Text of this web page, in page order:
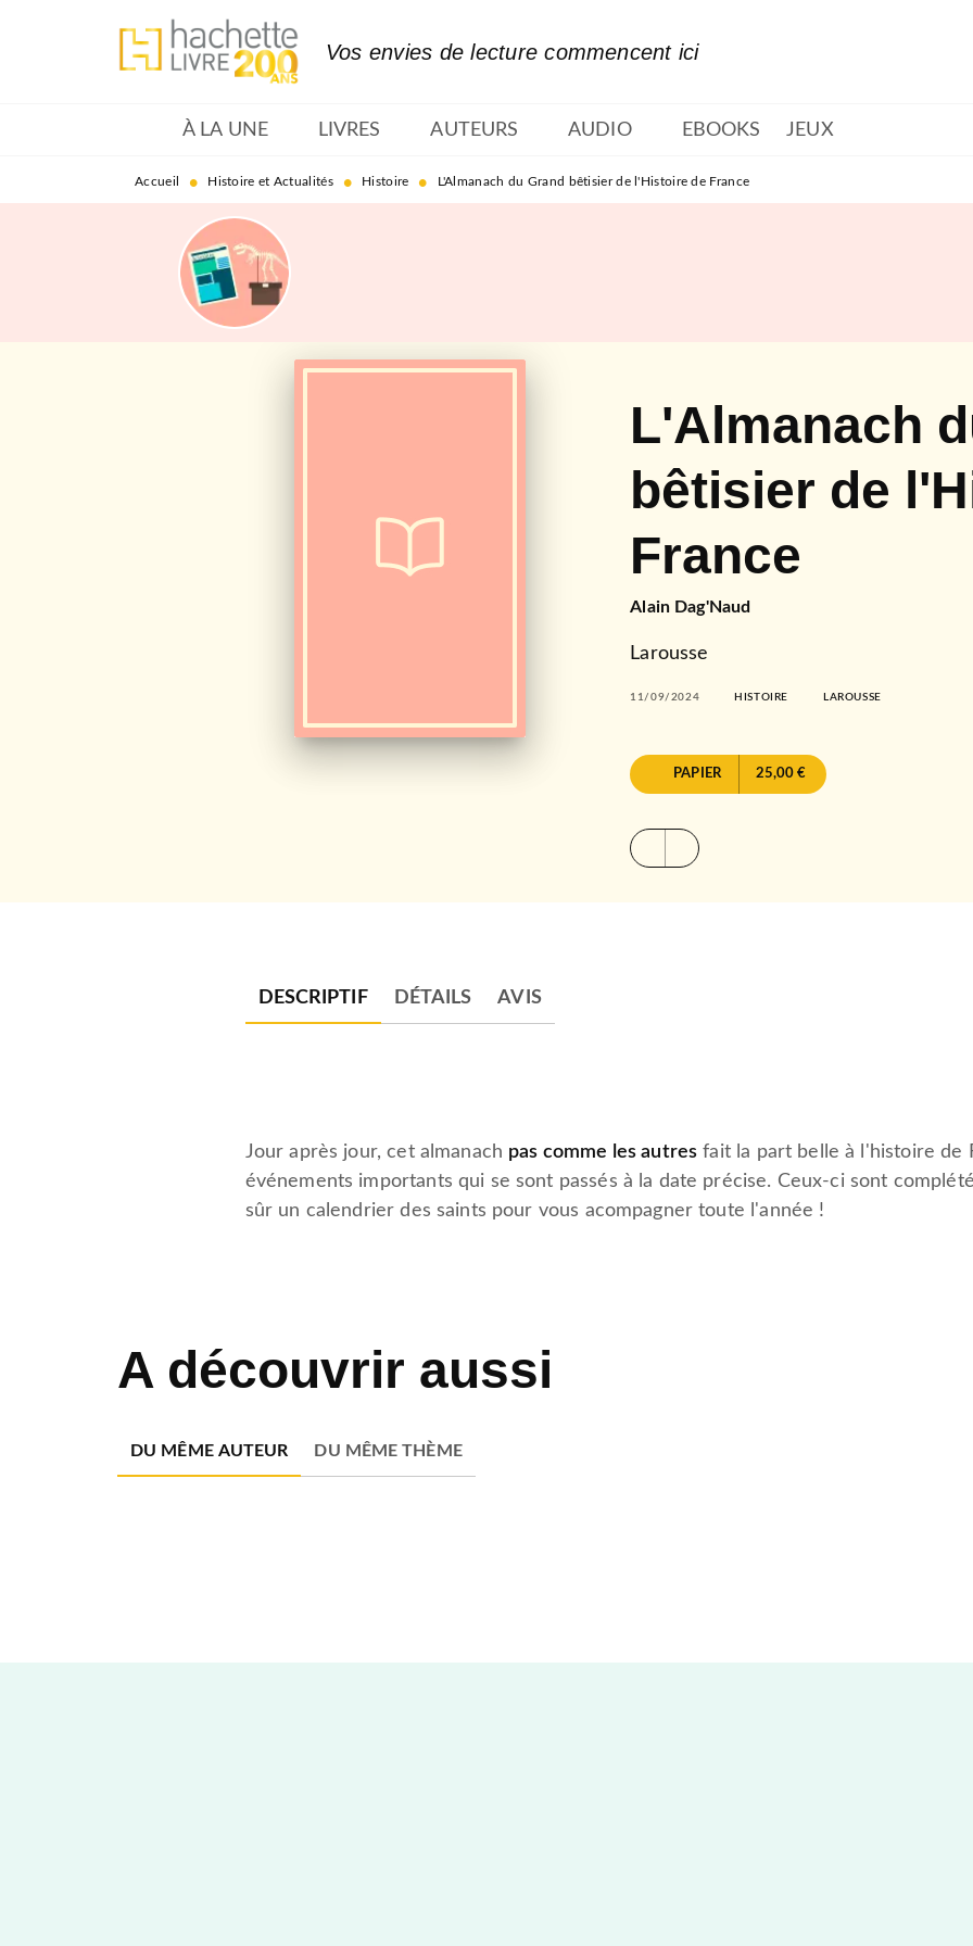
MENU RECHERCHE
Vos envies de lecture commencent ici
À LA UNE LIVRES AUTEURS AUDIO EBOOKS JEUX
Accueil • Histoire et Actualités • Histoire • L'Almanach du Grand bêtisier de l'Histoire de France
L'Almanach
bêtisier de
France
Alain Dag'Naud
Larousse
11/09/2024 HISTOIRE LAROUSSE
PAPIER 25,00 €
DESCRIPTIF DÉTAILS AVIS
Jour après jour, cet almanach pas comme les autres fait la part belle à l'histoire de
événements importants qui se sont passés à la date précise. Ceux-ci sont
sûr un calendrier des saints pour vous acompagner toute l'année !
A découvrir aussi
DU MÊME AUTEUR DU MÊME THÈME